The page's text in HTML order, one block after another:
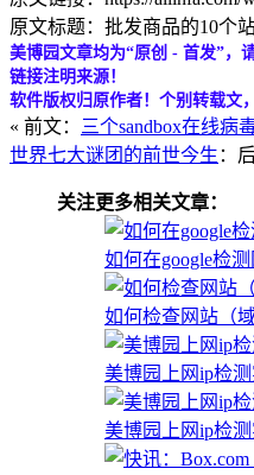
原文标题：批发商品的10个
美博园文章均为“原创 - 首发”，
链接注明来源！
软件版权归原作者！个别转载文
« 前文：
三个sandbox在线病
世界七大谜团的前世今生 ：
关注更多相关文章：
如何在google检
如何检查网站（
美博园上网ip检
美博园上网ip检